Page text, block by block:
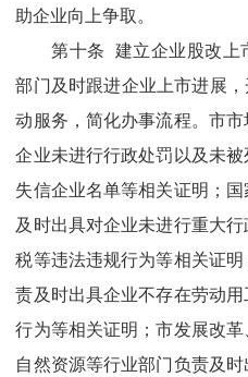
助企业向上争取。
第十条 建立企业股改上
部门及时跟进企业上市进展
动服务，简化办事流程。市
企业未进行行政处罚以及未
失信企业名单等相关证明；
及时出具对企业未进行重大
税等违法违规行为等相关证
责及时出具企业不存在劳动
行为等相关证明；市发展改革
自然资源等行业部门负责及